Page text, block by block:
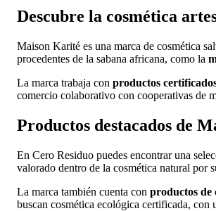
Descubre la cosmética
Maison Karité es una marca de cosmética
procedentes de la sabana africana, como la
La marca trabaja con productos
comercio colaborativo con cooperativas de
Productos destacados de
En Cero Residuo puedes encontrar una
valorado dentro de la cosmética natural por
La marca también cuenta con productos de
buscan cosmética ecológica certificada, con